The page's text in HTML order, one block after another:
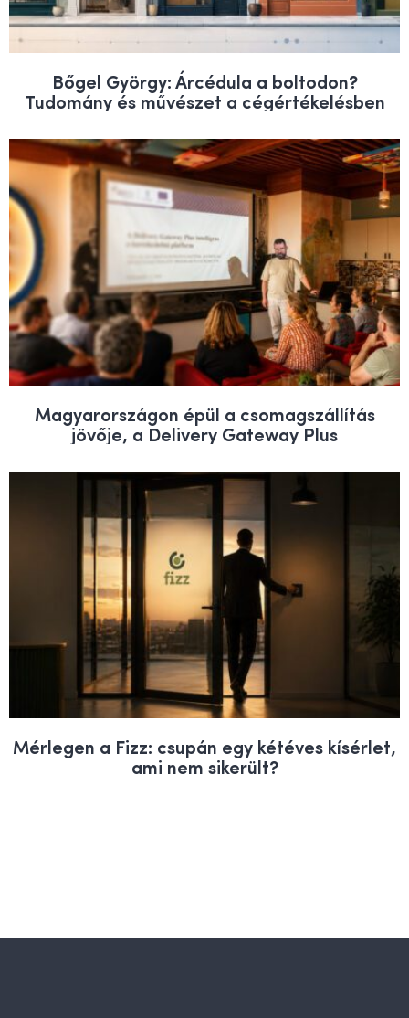
Bőgel György: Árcédula a boltodon?
Tudomány és művészet a cégértékelésben
Magyarországon épül a csomagszállítás
jövője, a Delivery Gateway Plus
Mérlegen a Fizz: csupán egy kétéves kísérlet,
ami nem sikerült?